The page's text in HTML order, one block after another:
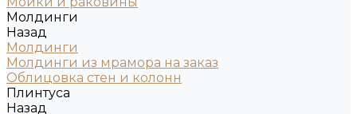
Молдинги
Назад
Молдинги
Молдинги из мрамора на заказ
Облицовка стен и колонн
Плинтуса
Назад